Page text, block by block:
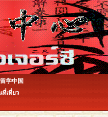
学中国
ที่เที่ยว